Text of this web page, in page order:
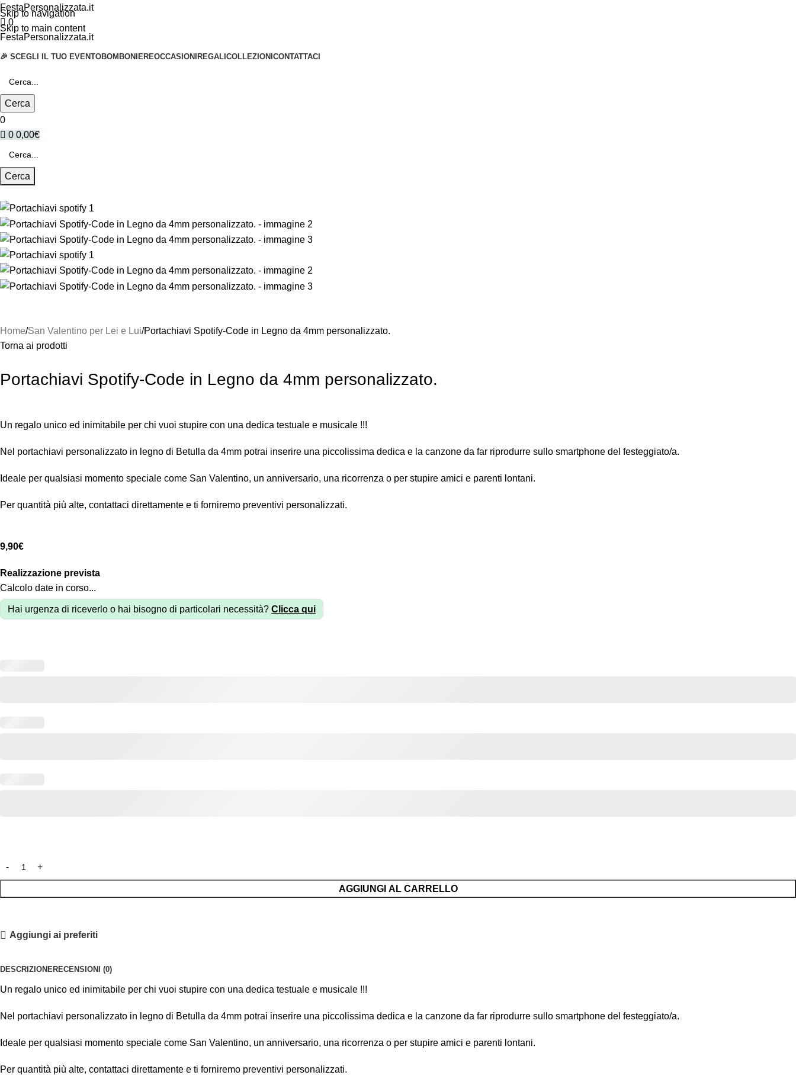
Skip to navigation
Skip to main content
FestaPersonalizzata.it
0
FestaPersonalizzata.it
🎉 SCEGLI IL TUO EVENTOBOMBONIEREOCCASIONI REGALI COLLEZIONI CONTATTACI
Cerca
0
0 0,00€
Cerca
Home San Valentino per Lei e Lui Portachiavi Spotify-Code in Legno da 4mm personalizzato.
Torna ai prodotti
Portachiavi Spotify-Code in Legno da 4mm personalizzato.
Un regalo unico ed inimitabile per chi vuoi stupire con una dedica testuale e musicale !!!
Nel portachiavi personalizzato in legno di Betulla da 4mm potrai inserire una piccolissima dedica e la canzone da far riprodurre sullo smartphone del festeggiato/a.
Ideale per qualsiasi momento speciale come San Valentino, un anniversario, una ricorrenza o per stupire amici e parenti lontani.
Per quantità più alte, contattaci direttamente e ti forniremo preventivi personalizzati.
9,90€
Realizzazione prevista
Calcolo date in corso...
Hai urgenza di riceverlo o hai bisogno di particolari necessità? Clicca qui
AGGIUNGI AL CARRELLO
Aggiungi ai preferiti
DESCRIZIONERECENSIONI (0)
Un regalo unico ed inimitabile per chi vuoi stupire con una dedica testuale e musicale !!!
Nel portachiavi personalizzato in legno di Betulla da 4mm potrai inserire una piccolissima dedica e la canzone da far riprodurre sullo smartphone del festeggiato/a.
Ideale per qualsiasi momento speciale come San Valentino, un anniversario, una ricorrenza o per stupire amici e parenti lontani.
Per quantità più alte, contattaci direttamente e ti forniremo preventivi personalizzati.